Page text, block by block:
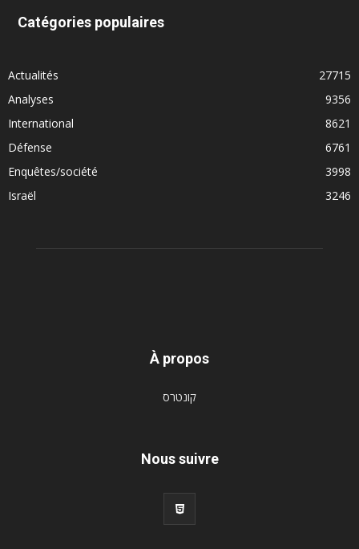
Catégories populaires
Actualités
27715
Analyses
9356
International
8621
Défense
6761
Enquêtes/société
3998
Israël
3246
À propos
קונטרס
Nous suivre